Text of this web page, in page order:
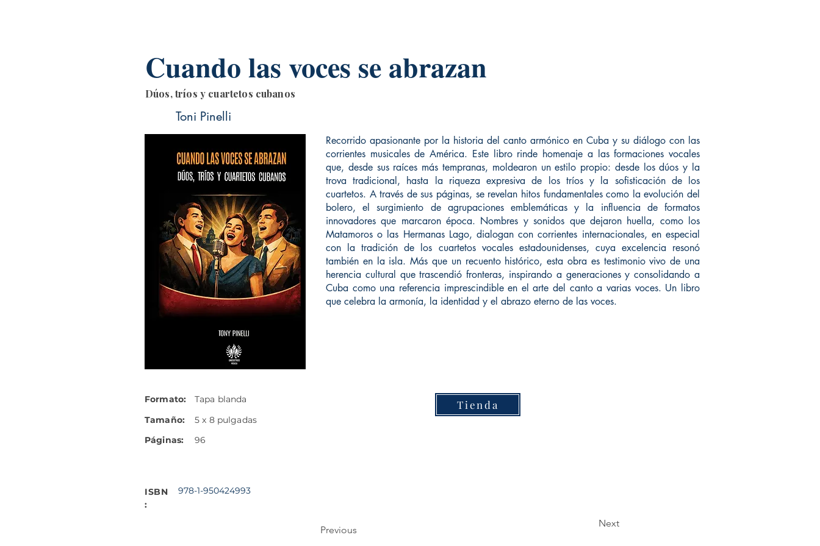
Cuando las voces se abrazan
Dúos, tríos y cuartetos cubanos
Toni Pinelli
Recorrido apasionante por la historia del canto armónico en Cuba y su diálogo con las
corrientes musicales de América. Este libro rinde homenaje a las formaciones vocales
que, desde sus raíces más tempranas, moldearon un estilo propio: desde los dúos y la
trova tradicional, hasta la riqueza expresiva de los tríos y la sofisticación de los
cuartetos. A través de sus páginas, se revelan hitos fundamentales como la evolución del
bolero, el surgimiento de agrupaciones emblemáticas y la influencia de formatos
innovadores que marcaron época. Nombres y sonidos que dejaron huella, como los
Matamoros o las Hermanas Lago, dialogan con corrientes internacionales, en especial
con la tradición de los cuartetos vocales estadounidenses, cuya excelencia resonó
también en la isla. Más que un recuento histórico, esta obra es testimonio vivo de una
herencia cultural que trascendió fronteras, inspirando a generaciones y consolidando a
Cuba como una referencia imprescindible en el arte del canto a varias voces. Un libro
que celebra la armonía, la identidad y el abrazo eterno de las voces.
Formato:
Tapa blanda
Tamaño:
Páginas:
5 x 8 pulgadas
96
Tienda
ISBN
:
978-1-950424993
Previous
Next